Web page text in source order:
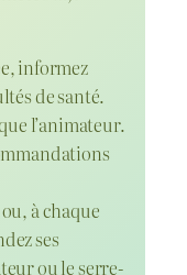
informez
de santé.
l’animateur.
à chaque
ses
ou le serre-